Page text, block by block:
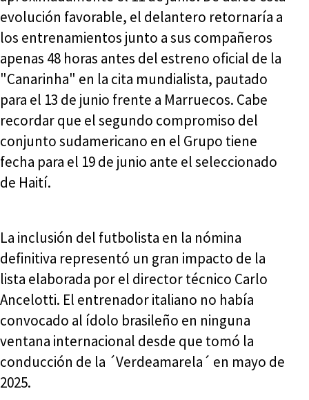
evolución favorable, el delantero retornaría a
los entrenamientos junto a sus compañeros
apenas 48 horas antes del estreno oficial de la
"Canarinha" en la cita mundialista, pautado
para el 13 de junio frente a Marruecos. Cabe
recordar que el segundo compromiso del
conjunto sudamericano en el Grupo tiene
fecha para el 19 de junio ante el seleccionado
de Haití.
La inclusión del futbolista en la nómina
definitiva representó un gran impacto de la
lista elaborada por el director técnico Carlo
Ancelotti. El entrenador italiano no había
convocado al ídolo brasileño en ninguna
ventana internacional desde que tomó la
conducción de la ´Verdeamarela´ en mayo de
2025.